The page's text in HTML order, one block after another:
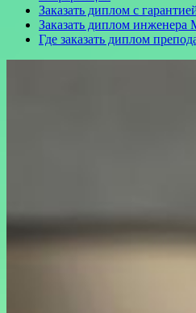
Заказать диплом с
Заказать диплом инженера
Где заказать диплом